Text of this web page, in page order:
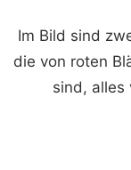
Im Bild sind
die von roten
sind, alles